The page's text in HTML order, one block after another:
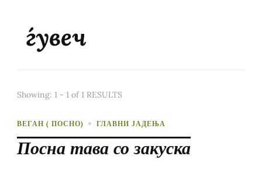
ѓувеч
Showing: 1 - 1 of 1 RESULTS
ВЕГАН ( ПОСНО) ГЛАВНИ ЈАДЕЊА
Посна тава со закуска